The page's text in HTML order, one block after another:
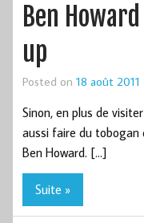
Ben
up
Posted on 18 août 2011
Sinon, en plus de
aussi faire du tobogan
Ben Howard. […]
Suite »